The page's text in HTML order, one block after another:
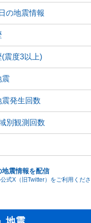
の地震情報
震度3以上)
震
発生回数
別観測回数
地震情報を配信
式X（旧Twitter）をご利用くださ